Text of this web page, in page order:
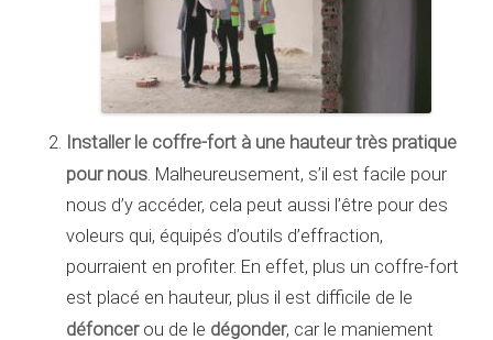
Installer le coffre-fort à une hauteur très pratique
pour nous . Malheureusement, s’il est facile pour
nous d’y accéder, cela peut aussi l’être pour des
voleurs qui, équipés d’outils d’effraction,
pourraient en profiter. En effet, plus un coffre-fort
est placé en hauteur, plus il est difficile de le
défoncerou de le dégonder, car le maniement